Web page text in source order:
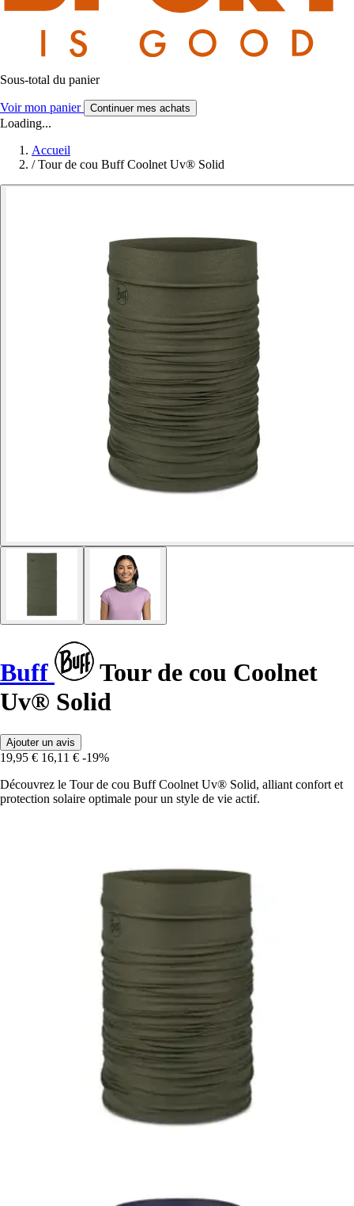
Sous-total du panier
Voir mon panier Continuer mes achats
Loading...
Accueil
/ Tour de cou Buff Coolnet Uv® Solid
Buff
Tour de cou Coolnet
Uv® Solid
Ajouter un avis
19,95 € 16,11 € -19%
Découvrez le Tour de cou Buff Coolnet Uv® Solid, alliant confort et
protection solaire optimale pour un style de vie actif.